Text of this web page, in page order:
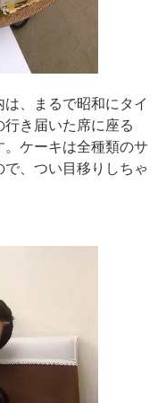
は、まるで昭和にタイ
き届いた席に座る
ケーキは全種類のサ
、つい目移りしちゃ